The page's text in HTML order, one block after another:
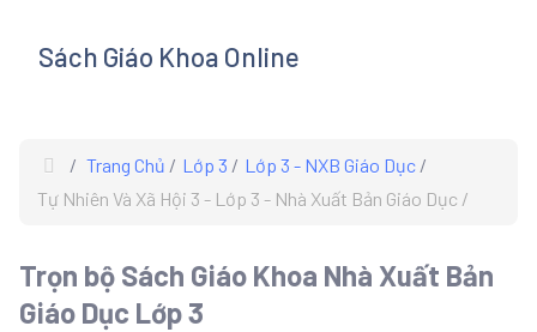
Sách Giáo Khoa Online
Trang Chủ Lớp 3
Lớp 3 - NXB Giáo Dục
Tự Nhiên Và Xã Hội 3 - Lớp 3 - Nhà Xuất Bản Giáo Dục
Trọn bộ Sách Giáo Khoa Nhà Xuất Bản
Giáo Dục Lớp 3